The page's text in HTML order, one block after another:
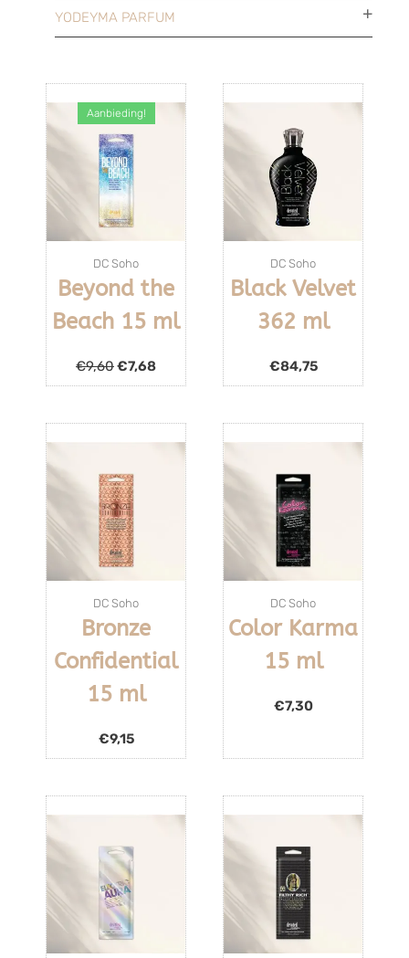
YODEYMA PARFUM
Aanbieding!
DC Soho
Beyond the
Beach 15 ml
€9,60€7,68
DC Soho
Black Velvet
362 ml
€84,75
DC Soho
Bronze
Confidential
15 ml
€9,15
DC Soho
Color Karma
15 ml
€7,30